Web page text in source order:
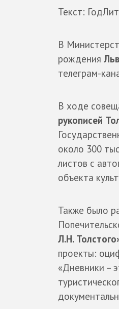
Текст:
В
рождения
телеграм-
В ходе
рукописей
около 300
листов с
объекта
Также было
Л.Н.
проекты:
«Дневники –